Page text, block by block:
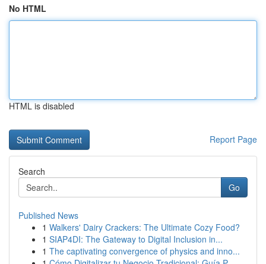
No HTML
HTML is disabled
Report Page
Search
Go
Published News
1 Walkers' Dairy Crackers: The Ultimate Cozy Food?
1 SIAP4DI: The Gateway to Digital Inclusion in...
1 The captivating convergence of physics and inno...